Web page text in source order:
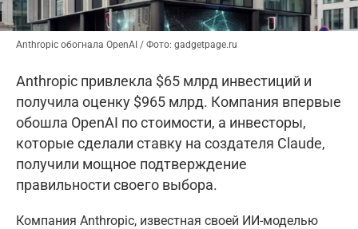
Anthropic обогнала OpenAI / Фото: gadgetpage.ru
Anthropic привлекла $65 млрд инвестиций и
получила оценку $965 млрд. Компания впервые
обошла OpenAI по стоимости, а инвесторы,
которые сделали ставку на создателя Claude,
получили мощное подтверждение
правильности своего выбора.
Компания Anthropic, известная своей ИИ-моделью